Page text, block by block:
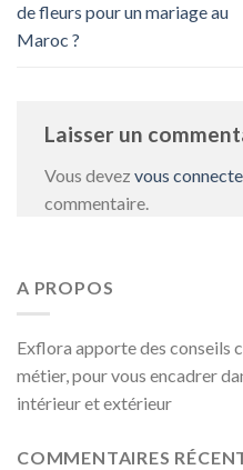
de fleurs pour un mariage au
Maroc ?
Laisser un
Vous devez vous
commentaire.
A PROPOS
Exflora apporte des conseils
métier, pour vous encadrer
intérieur et extérieur
COMMENTAIRES